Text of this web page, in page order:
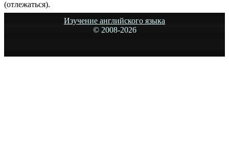
(отлежаться).
Изучение английского языка
© 2008-2026